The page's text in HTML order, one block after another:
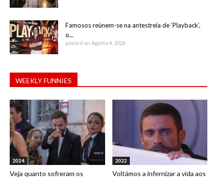
Famosos reúnem-se na antestreia de ‘Playback’,
o...
posted on Agosto 4, 2026
WEEKLY FUNNIES
2024
Veja quanto sofreram os
2022
Voltámos a infernizar a vida aos